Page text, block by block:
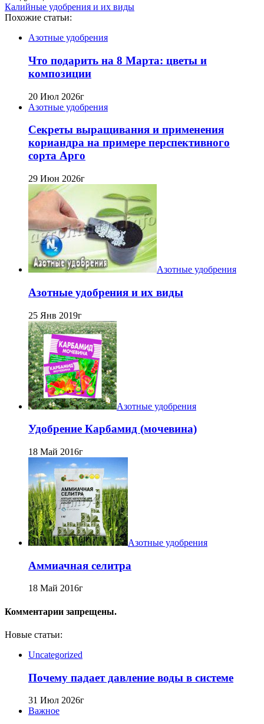
Калийные удобрения и их виды
Похожие статьи:
Азотные удобрения
Что подарить на 8 Марта: цветы и
композиции
20 Июл 2026г
Азотные удобрения
Секреты выращивания и применения
кориандра на примере перспективного
сорта Арго
29 Июн 2026г
Азотные удобрения
Азотные удобрения и их виды
25 Янв 2019г
Азотные удобрения
Удобрение Карбамид (мочевина)
18 Май 2016г
Азотные удобрения
Аммиачная селитра
18 Май 2016г
Комментарии запрещены.
Новые статьи:
Uncategorized
Почему падает давление воды в системе
31 Июл 2026г
Важное